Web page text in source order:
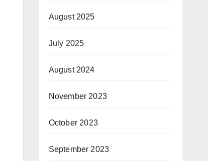
August 2025
July 2025
August 2024
November 2023
October 2023
September 2023